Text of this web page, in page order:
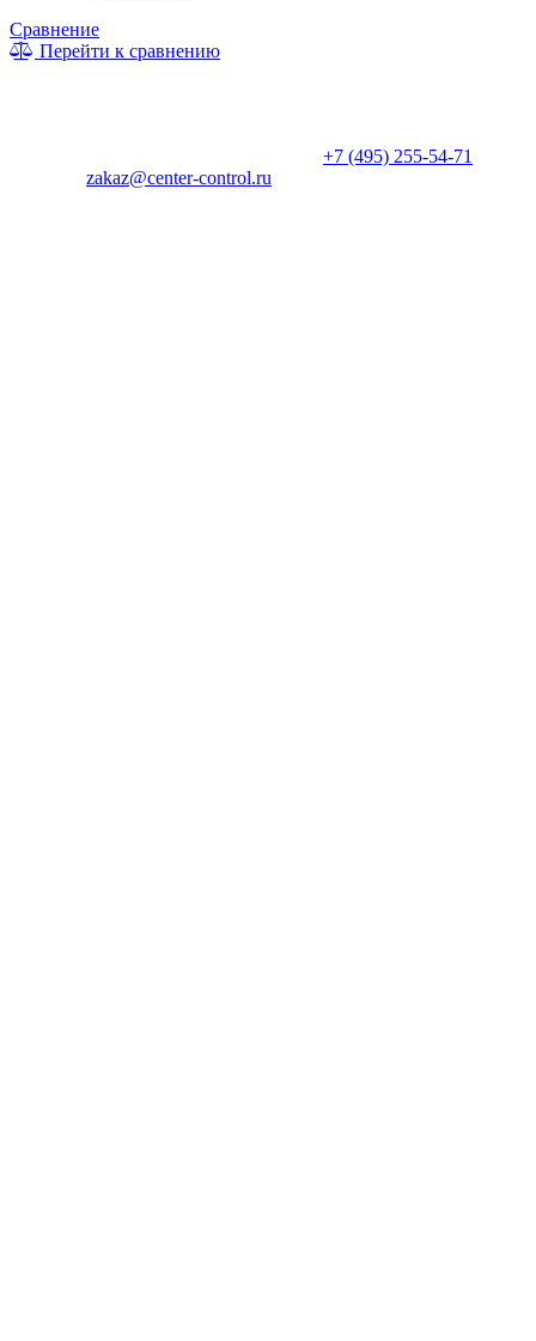
Сравнение
Перейти к сравнению
+7 (495) 255-54-71
zakaz@center-control.ru